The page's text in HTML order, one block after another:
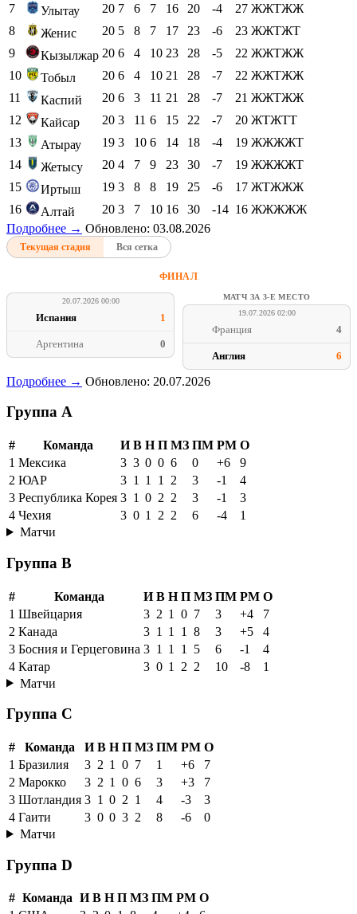
7
Улытау 20 7 6 7 16 20 -4 27 ЖЖТЖЖ
8
Женис 20 5 8 7 17 23 -6 23 ЖЖТЖТ
9
Кызылжар 20 6 4 10 23 28 -5 22 ЖЖТЖЖ
10
Тобыл 20 6 4 10 21 28 -7 22 ЖЖТЖЖ
11
Каспий 20 6 3 11 21 28 -7 21 ЖЖТЖЖ
12
Кайсар 20 3 11 6 15 22 -7 20 ЖТЖТТ
13
Атырау 19 3 10 6 14 18 -4 19 ЖЖЖЖТ
14
Жетысу 20 4 7 9 23 30 -7 19 ЖЖЖЖТ
15
Иртыш 19 3 8 8 19 25 -6 17 ЖТЖЖЖ
16
Алтай 20 3 7 10 16 30 -14 16 ЖЖЖЖЖ
Подробнее → Обновлено: 03.08.2026
Текущая стадия Вся сетка
ФИНАЛ
20.07.2026 00:00
Испания 1
Аргентина 0
МАТЧ ЗА 3-Е МЕСТО
19.07.2026 02:00
Франция 4
Англия 6
Подробнее → Обновлено: 20.07.2026
Группа A
# Команда И В Н П МЗ ПМ РМ О
1 Мексика 3 3 0 0 6 0 +6
9
2 ЮАР 3 1 1 1 2 3 -1
4
3 Республика Корея 3 1 0 2 2 3 -1
3
4 Чехия 3 0 1 2 2 6 -4
1
Матчи
Группа B
# Команда И В Н П МЗ ПМ РМ О
1 Швейцария 3 2 1 0 7 3 +4
7
2 Канада 3 1 1 1 8 3 +5
4
3 Босния и Герцеговина 3 1 1 1 5 6 -1
4
4 Катар 3 0 1 2 2 10 -8
1
Матчи
Группа C
# Команда И В Н П МЗ ПМ РМ О
1 Бразилия 3 2 1 0 7 1 +6
7
2 Марокко 3 2 1 0 6 3 +3
7
3 Шотландия 3 1 0 2 1 4 -3
3
4 Гаити 3 0 0 3 2 8 -6
0
Матчи
Группа D
# Команда И В Н П МЗ ПМ РМ О